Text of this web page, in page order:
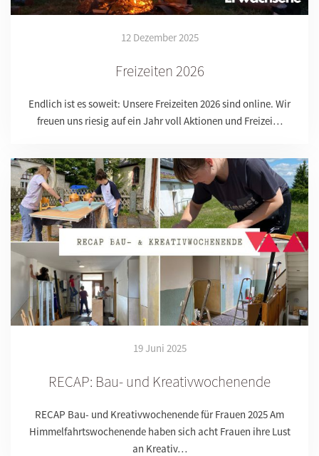
12 Dezember 2025
Freizeiten 2026
Endlich ist es soweit: Unsere Freizeiten 2026 sind online. Wir
freuen uns riesig auf ein Jahr voll Aktionen und Freizei…
19 Juni 2025
RECAP: Bau- und Kreativwochenende
RECAP Bau- und Kreativwochenende für Frauen 2025 Am
Himmelfahrtswochenende haben sich acht Frauen ihre Lust
an Kreativ…